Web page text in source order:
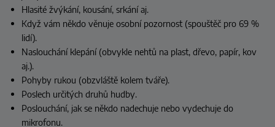
Hlasité žvýkání, kousání, srkání aj.
Když vám někdo věnuje osobní pozornost (spouštěč pro 69 %
lidí).
Naslouchání klepání (obvykle nehtů na plast, dřevo, papír, kov
aj.).
Pohyby rukou (obzvláště kolem tváře).
Poslech určitých druhů hudby.
Poslouchání, jak se někdo nadechuje nebo vydechuje do
mikrofonu.